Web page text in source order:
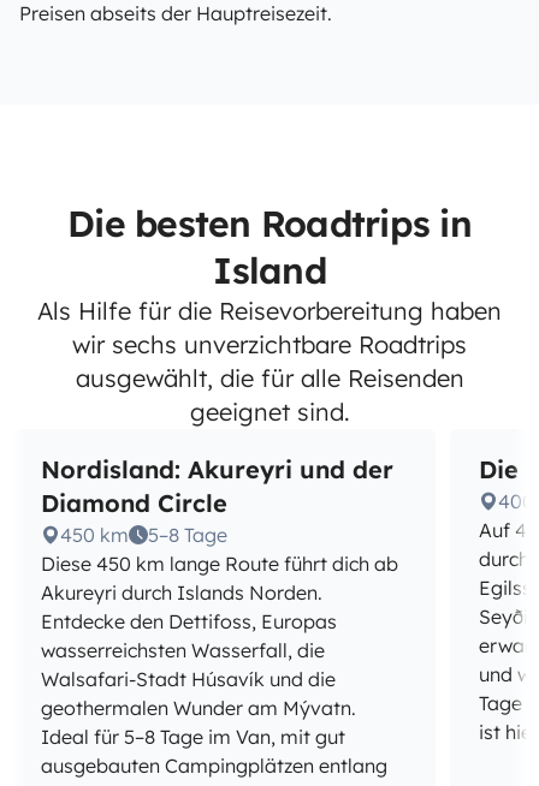
Preisen abseits der Hauptreisezeit.
Die besten Roadtrips in
Island
Als Hilfe für die Reisevorbereitung haben
wir sechs unverzichtbare Roadtrips
ausgewählt, die für alle Reisenden
geeignet sind.
Nordisland: Akureyri und der
Diamond Circle
450 km
5–8 Tage
Diese 450 km lange Route führt dich ab
Akureyri durch Islands Norden.
Entdecke den Dettifoss, Europas
wasserreichsten Wasserfall, die
Walsafari-Stadt Húsavík und die
geothermalen Wunder am Mývatn.
Ideal für 5–8 Tage im Van, mit gut
ausgebauten Campingplätzen entlang
Die
400
Auf
durch
und
Tage
ist